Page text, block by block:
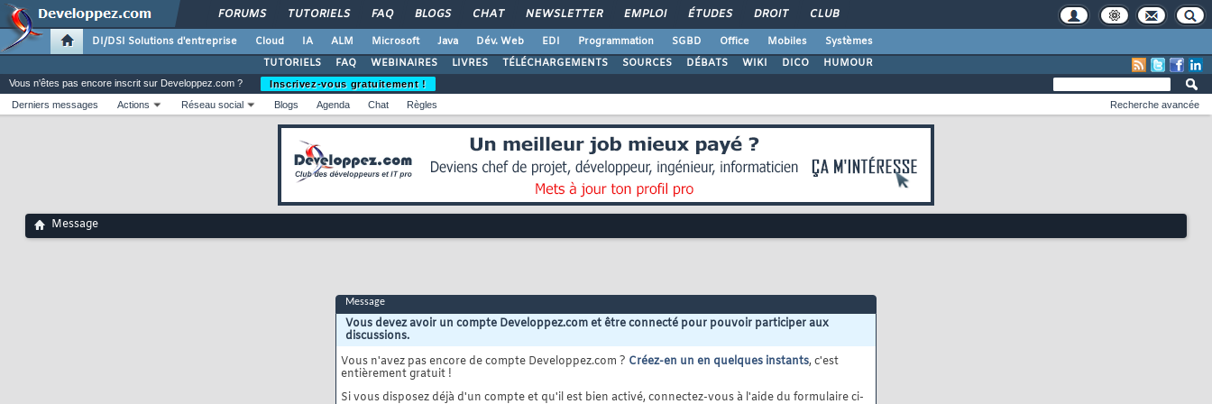
FORUMS TUTORIELS FAQ BLOGS CHAT NEWSLETTER EMPLOI ÉTUDES DROIT CLUB
DI/DSI Solutions d'entreprise Cloud IA ALM Microsoft Java Dév. Web EDI Programmation SGBD Office Mobiles
Systèmes
TUTORIELS
FAQ WEBINAIRES LIVRES TÉLÉCHARGEMENTS SOURCES DÉBATS WIKI DICO HUMOUR
Vous n'êtes pas encore inscrit sur Developpez.com ?
Inscrivez-vous gratuitement !
Derniers messages
Actions Réseau social Blogs Agenda Chat Règles Recherche avancée
Message
Message
Vous devez avoir un compte Developpez.com et être connecté pour pouvoir participer aux
discussions.
Vous n'avez pas encore de compte Developpez.com ? Créez-en un en quelques instants, c'est
entièrement gratuit !
Si vous disposez déjà d'un compte et qu'il est bien activé, connectez-vous à l'aide du formulaire ci-